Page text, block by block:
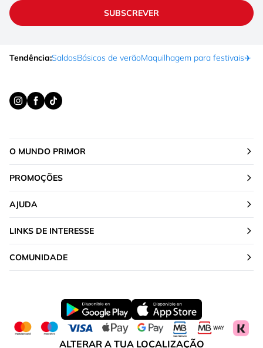
SUBSCREVER
Tendência:SaldosBásicos de verãoMaquilhagem para festivais✈️
O MUNDO PRIMOR
PROMOÇÕES
AJUDA
LINKS DE INTERESSE
COMUNIDADE
ALTERAR A TUA LOCALIZAÇÃO